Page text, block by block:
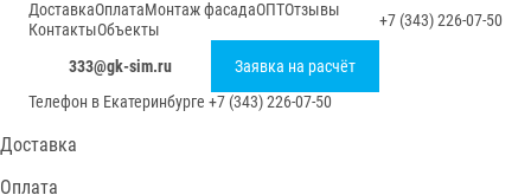
ДоставкаОплатаМонтаж фасадаОПТОтзывы
КонтактыОбъекты +7 (343) 226-07-50
333@gk-sim.ru
Заявка на расчёт
Телефон в Екатеринбурге +7 (343) 226-07-50
Доставка
Оплата